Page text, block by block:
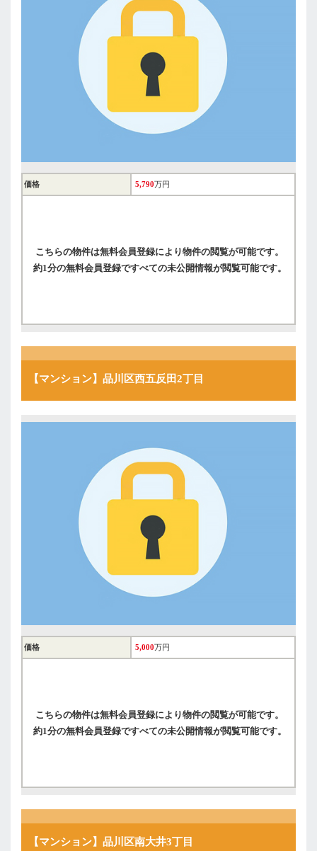
価格 5,790万円
こちらの物件は無料会員登録により物件の閲覧が可能です。
約1分の無料会員登録ですべての未公開情報が閲覧可能です。
【マンション】品川区西五反田2丁目
価格 5,000万円
こちらの物件は無料会員登録により物件の閲覧が可能です。
約1分の無料会員登録ですべての未公開情報が閲覧可能です。
【マンション】品川区南大井3丁目